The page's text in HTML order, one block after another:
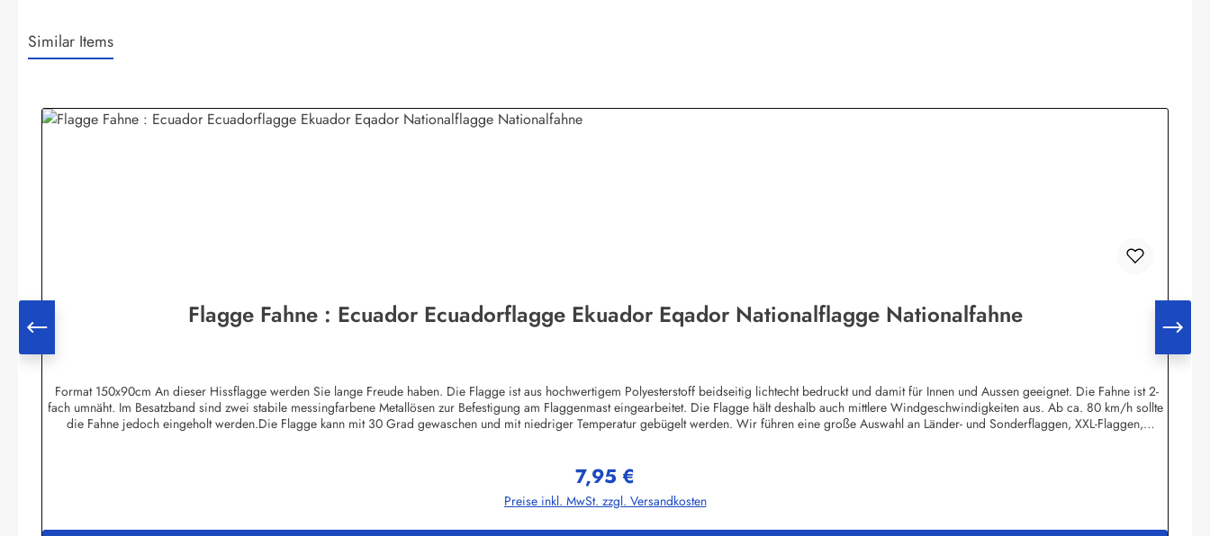
Similar Items
Flagge Fahne : Ecuador Ecuadorflagge Ekuador Eqador Nationalflagge Nationalfahne
Format 150x90cm An dieser Hissflagge werden Sie lange Freude haben. Die Flagge ist aus hochwertigem Polyesterstoff beidseitig lichtecht bedruckt und damit für Innen und Aussen geeignet. Die Fahne ist 2-
fach umnäht. Im Besatzband sind zwei stabile messingfarbene Metallösen zur Befestigung am Flaggenmast eingearbeitet. Die Flagge hält deshalb auch mittlere Windgeschwindigkeiten aus. Ab ca. 80 km/h sollte
die Fahne jedoch eingeholt werden.Die Flagge kann mit 30 Grad gewaschen und mit niedriger Temperatur gebügelt werden. Wir führen eine große Auswahl an Länder- und Sonderflaggen, XXL-Flaggen,
Regulärer Preis:
7,95 €
Preise inkl. MwSt. zzgl. Versandkosten